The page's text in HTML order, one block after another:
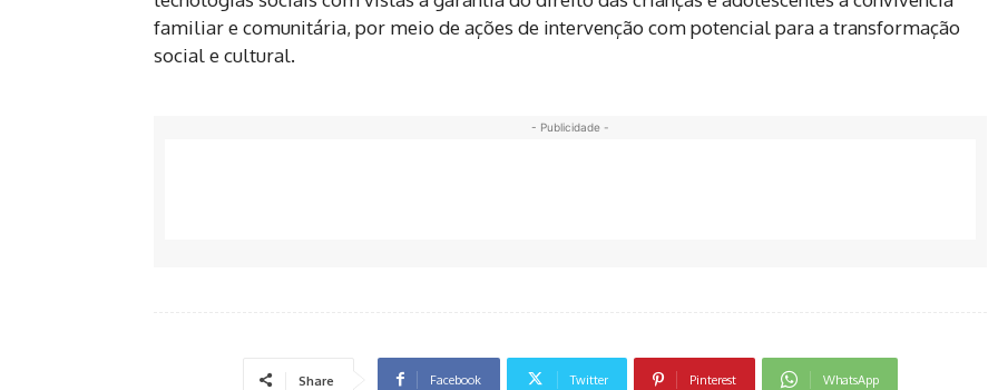
familiar e comunitária, por meio de ações de intervenção com potencial para a transformação
social e cultural.
- Publicidade -
Share Facebook Twitter Pinterest WhatsApp